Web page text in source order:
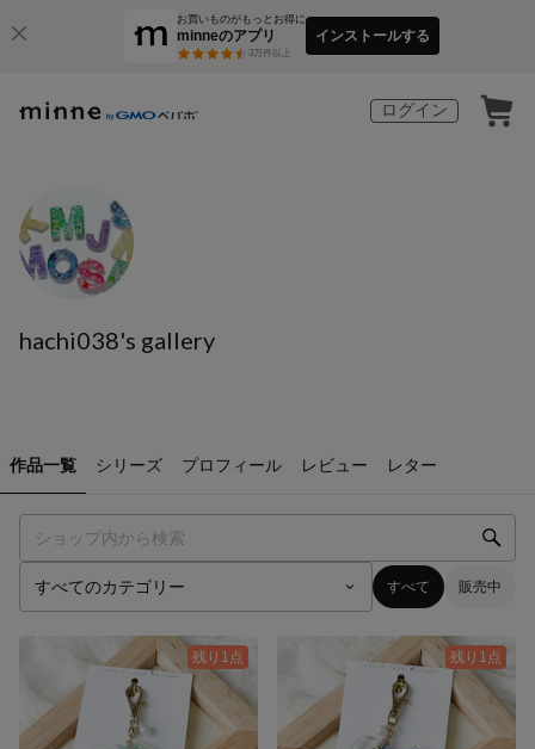
お買いものがもっとお得に
minneのアプリ
3万件以上
インストールする
ログイン
hachi038's gallery
作品一覧 シリーズ プロフィール レビュー レター
すべて 販売中
残り1点 残り1点